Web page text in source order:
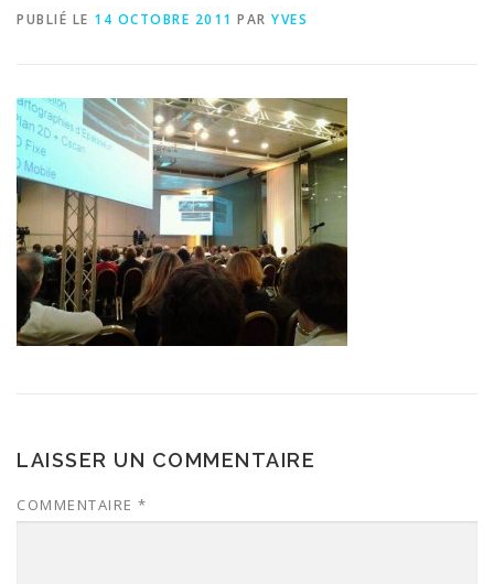
PUBLIÉ LE 14 OCTOBRE 2011 PAR YVES
LAISSER UN COMMENTAIRE
COMMENTAIRE *